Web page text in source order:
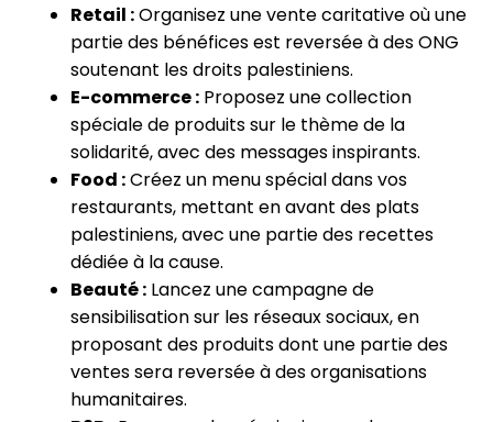
Retail :Organisez une vente caritative où une
partie des bénéfices est reversée à des ONG
soutenant les droits palestiniens.
E-commerce : Proposez une collection
spéciale de produits sur le thème de la
solidarité, avec des messages inspirants.
Food :Créez un menu spécial dans vos
restaurants, mettant en avant des plats
palestiniens, avec une partie des recettes
dédiée à la cause.
Beauté : Lancez une campagne de
sensibilisation sur les réseaux sociaux, en
proposant des produits dont une partie des
ventes sera reversée à des organisations
humanitaires.